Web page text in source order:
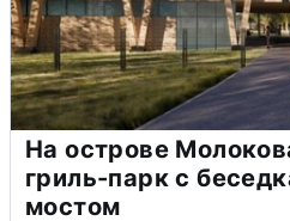
На острове
гриль-парк с
мостом